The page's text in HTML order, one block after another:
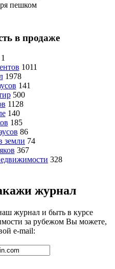
пешком
в продаже
1
1011
1978
141
500
1128
140
185
86
земли 74
367
328
журнал
журнал и быть в курсе
за рубежом Вы можете,
e-mail: